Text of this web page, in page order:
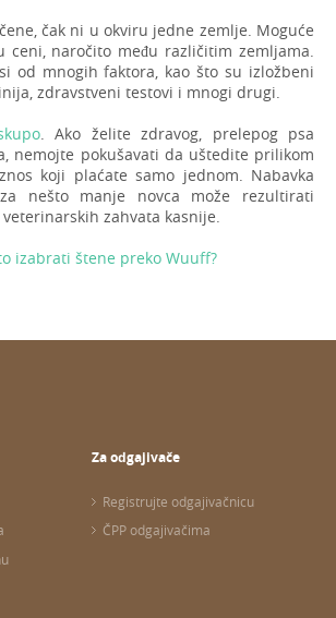
čak ni u okviru jedne zemlje. Moguće
ceni, naročito među različitim zemljama.
od mnogih faktora, kao što su izložbeni
zdravstveni testovi i mnogi drugi.
. Ako želite zdravog, prelepog psa
nemojte pokušavati da uštedite prilikom
koji plaćate samo jednom. Nabavka
nešto manje novca može rezultirati
zahvata kasnije.
izabrati štene preko Wuuff?
Za odgajivače
Registrujte odgajivačnicu
ČPP odgajivačima